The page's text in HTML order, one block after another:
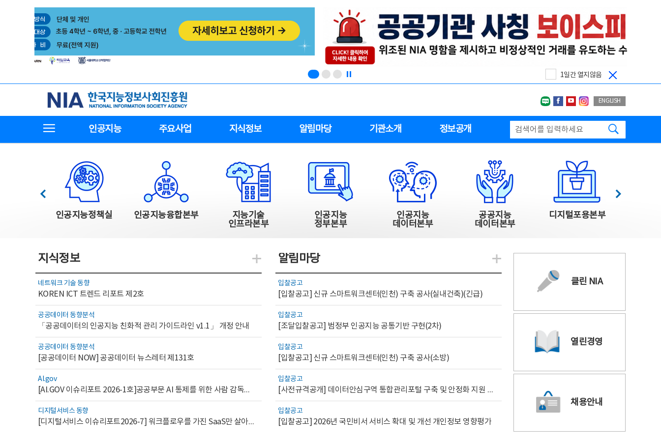
1일간 열지않음
한국지능정보사회진흥원
네이버블로그
페이스북
유투브인스타그랩
ENGLISH
인공지능 주요사업 지식정보 알림마당 기관소개 정보공개
한국지능정보사회진흥원 주요사업
인공지능정책실 인공지능융합본부
지능기술
인프라본부
인공지능
정부본부
인공지능
데이터본부
공공지능
데이터본부
디지털포용본부
이전 다음
지식정보
네트워크 기술 동향
KOREN ICT 트렌드 리포트 제2호
공공데이터 동향분석
「공공데이터의 인공지능 친화적 관리 가이드라인 v1.1」 개정 안내
공공데이터 동향분석
[공공데이터 NOW] 공공데이터 뉴스레터 제131호
AI.gov
[AI.GOV 이슈리포트 2026-1호]공공부문 AI 통제를 위한 사람 감독의 해외 사례 분석 및 시사점
디지털서비스 동향
[디지털서비스 이슈리포트2026-7] 워크플로우를 가진 SaaS만 살아남는다
지식관련 더보기
알림마당
입찰공고
[입찰공고] 신규 스마트워크센터(인천) 구축 공사(실내건축)(긴급)
입찰공고
[조달입찰공고] 범정부 인공지능 공통기반 구현(2차)
입찰공고
[입찰공고] 신규 스마트워크센터(인천) 구축 공사(소방)
입찰공고
[사전규격공개] 데이터안심구역 통합관리포털 구축 및 안정화 지원 사업 위탁감리
입찰공고
[입찰공고] 2026년 국민비서 서비스 확대 및 개선 개인정보 영향평가
알림관련 더보기
클린 NIA
열린경영
채용안내